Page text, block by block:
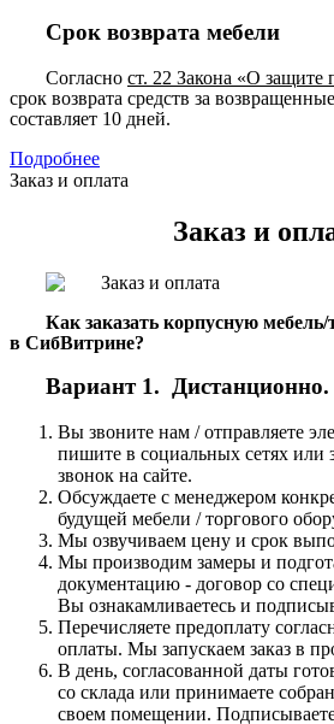
Срок возврата мебели
Согласно ст. 22 Закона «О защите
срок возврата средств за
составляет 10 дней.
Подробнее
Заказ и оплата
Заказ и
Как заказать корпусную мебель/
в СибВитрине?
Вариант 1. Дистанционно.
Вы звоните нам / отправляете
пишите в социальных сетях или
звонок на сайте.
Обсуждаете с менеджером
будущей мебели / торгового
Мы озвучиваем цену и срок
Мы производим замеры и
документацию - договор со
Вы ознакамливаетесь и
Перечисляете предоплату
оплаты. Мы запускаем заказ в
В день, согласованной даты
со склада или принимаете
своем помещении.